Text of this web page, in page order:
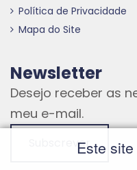
Política de Privacidade
Mapa do Site
Newsletter
Desejo receber as
meu e-mail.
SubscreverEste